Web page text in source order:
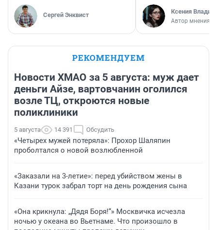
Сергей Энквист Ксения
Автор мнения
РЕКОМЕНДУЕМ
Новости ХМАО за 5 августа: муж дает
деньги Айзе, вартовчанин оголился
возле ТЦ, откроются новые
поликлиники
5 августа 14 391 Обсудить
«Четырех мужей потеряла»: Прохор Шаляпин
проболтался о новой возлюбленной
«Заказали на 3-летие»: перед убийством жены в
Казани турок забрал торт на день рождения сына
«Она крикнула: „Дядя Боря!“» Москвичка исчезла
ночью у океана во Вьетнаме. Что произошло в